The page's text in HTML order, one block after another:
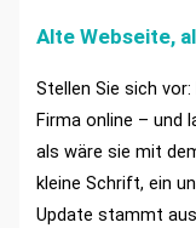
Alte Webseite,
Stellen Sie sich
Firma online – und
als wäre sie mit
kleine Schrift, ein
Update stammt